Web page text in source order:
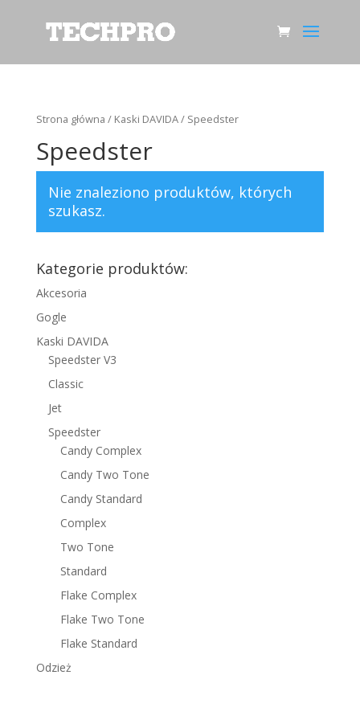
Strona główna / Kaski DAVIDA/ Speedster
Speedster
Nie znaleziono produktów, których
szukasz.
Kategorie produktów:
Akcesoria
Gogle
Kaski DAVIDA
Speedster V3
Classic
Jet
Speedster
Candy Complex
Candy Two Tone
Candy Standard
Complex
Two Tone
Standard
Flake Complex
Flake Two Tone
Flake Standard
Odzież